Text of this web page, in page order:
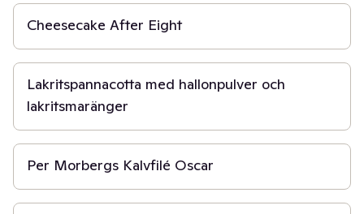
Cheesecake After Eight
4 t
Lakritspannacotta med hallonpulver och
lakritsmaränger
1 t
Per Morbergs Kalvfilé Oscar
3 t